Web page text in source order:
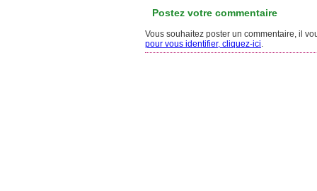
Postez votre commentaire
Vous souhaitez poster un commentaire, il
pour vous identifier, cliquez-ici.